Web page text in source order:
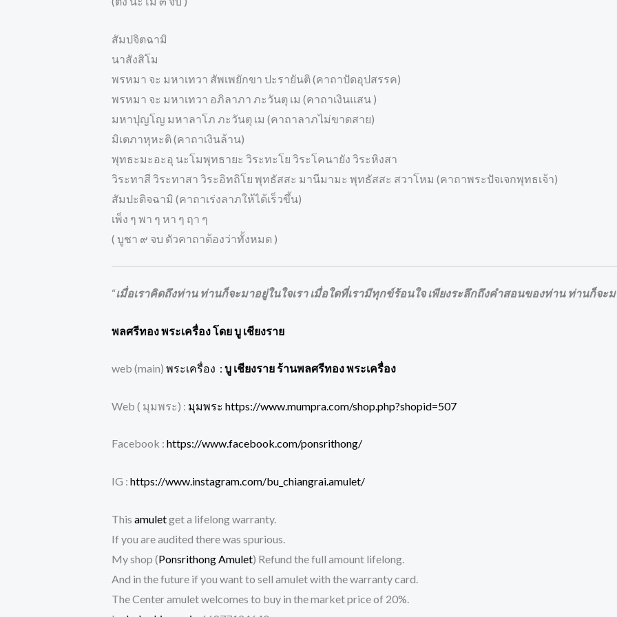
สัมปจิตฉามิ
นาสังสิโม
พรหมา จะ มหาเทวา สัพเพยักขา ปะรายันติ (คาถาปัดอุปสรรค)
พรหมา จะ มหาเทวา อภิลาภา ภะวันตุ เม (คาถาเงินแสน )
มหาปุญโญ มหาลาโภ ภะวันตุ เม (คาถาลาภไม่ขาดสาย)
มิเตภาหุหะติ (คาถาเงินล้าน)
พุทธะมะอะอุ นะโมพุทธายะ วิระทะโย วิระโคนายัง วิระหิงสา
วิระทาสี วิระทาสา วิระอิทถิโย พุทธัสสะ มานีมามะ พุทธัสสะ สวาโหม (คาถาพระปัจเจกพุทธเจ้า)
สัมปะติจฉามิ (คาถาเร่งลาภให้ได้เร็วขึ้น)
เพ็ง ๆ พา ๆ หา ๆ ฤา ๆ
( บูชา ๙ จบ ตัวคาถาต้องว่าทั้งหมด )
“เมื่อเราคิดถึงท่าน ท่านก็จะมาอยู่ในใจเรา เมื่อใดที่เรามีทุกข์ร้อนใจ เพียงระลึกถึงคำสอนของท่าน ท่านก็จะม
พลศรีทอง พระเครื่อง โดย บู เชียงราย
web (main) พระเครื่อง : บู เชียงราย ร้านพลศรีทอง พระเครื่อง
Web ( มุมพระ) : มุมพระ https://www.mumpra.com/shop.php?shopid=507
Facebook : https://www.facebook.com/ponsrithong/
IG : https://www.instagram.com/bu_chiangrai.amulet/
This amuletget a lifelong warranty.
If you are audited there was spurious.
My shop (Ponsrithong Amulet) Refund the full amount lifelong.
And in the future if you want to sell amulet with the warranty card.
The Center amulet welcomes to buy in the market price of 20%.